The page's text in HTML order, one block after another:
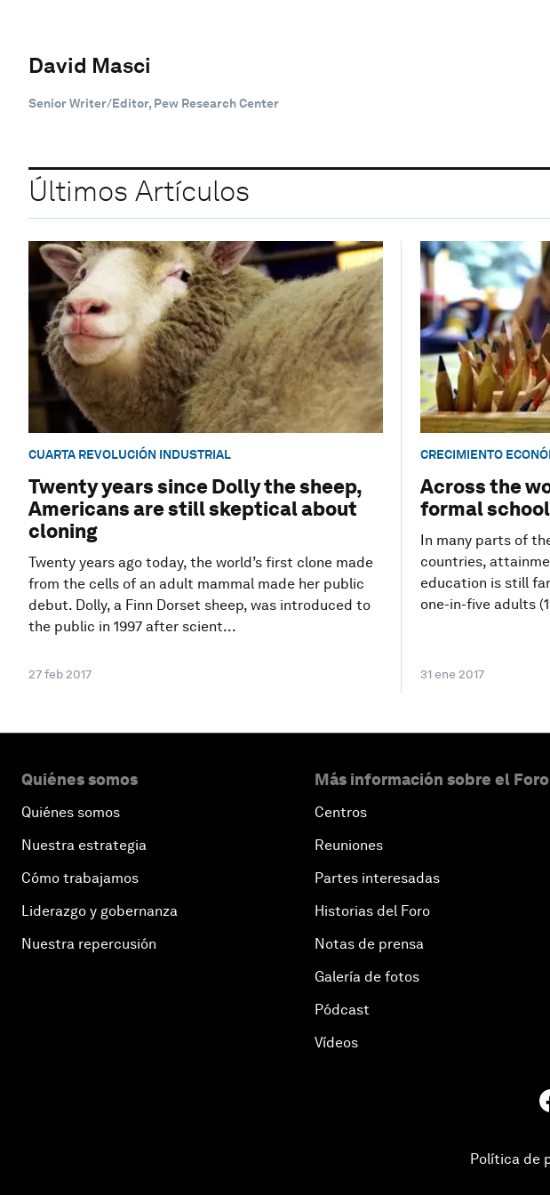
David Masci
Senior Writer/Editor, Pew Research Center
Últimos Artículos
CUARTA REVOLUCIÓN INDUSTRIAL
Twenty years since Dolly the sheep,
Americans are still skeptical about
cloning
Twenty years ago today, the world’s first clone made
from the cells of an adult mammal made her public
debut. Dolly, a Finn Dorset sheep, was introduced to
the public in 1997 after scient...
27 feb 2017
CRECIMIENTO
Across the
formal
In many parts of
countries,
education is still
one-in-five adults
31 ene 2017
Quiénes somos
Quiénes somos
Nuestra estrategia
Cómo trabajamos
Liderazgo y gobernanza
Nuestra repercusión
Más información sobre el Foro
Centros
Reuniones
Partes interesadas
Historias del Foro
Notas de prensa
Galería de fotos
Pódcast
Vídeos
Política de